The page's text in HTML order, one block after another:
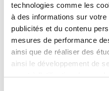
technologies comme les
à des informations sur
publicités et du contenu
mesures de performance
ainsi que de réaliser des
ainsi le développement de
quant à l'utilisation de vos
A l'irm on
j'attaquais
rassuré sur
developpe
commence
un pep scan
chambre le